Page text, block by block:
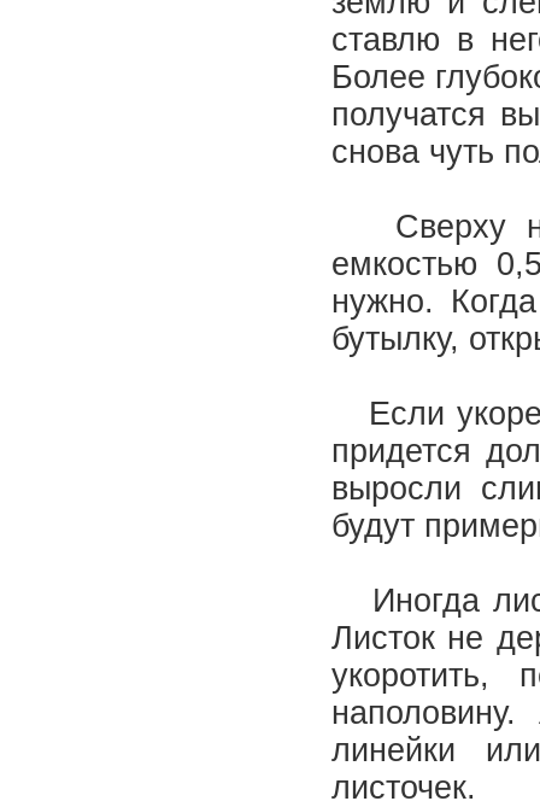
ставлю в
Более
получатся
снова чуть
Сверху
емкостью
нужно.
бутылку,
Если
придется
выросли
будут
Иногда
Листок не
линейки
листочек.